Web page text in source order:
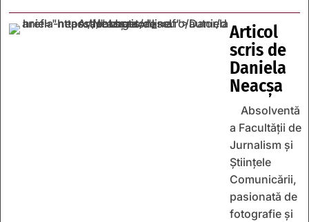
Articol
scris de
Daniela
Neacșa
Absolventă
a Facultății de
Jurnalism și
Științele
Comunicării,
pasionată de
fotografie și